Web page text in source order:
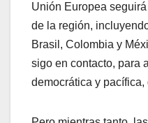
Unión Europea
de la región,
Brasil, Colombia y
sigo en contacto, para
democrática y